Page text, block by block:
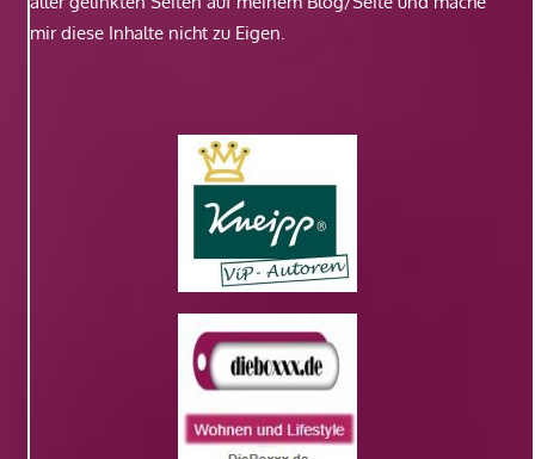
mir diese Inhalte nicht zu Eigen.